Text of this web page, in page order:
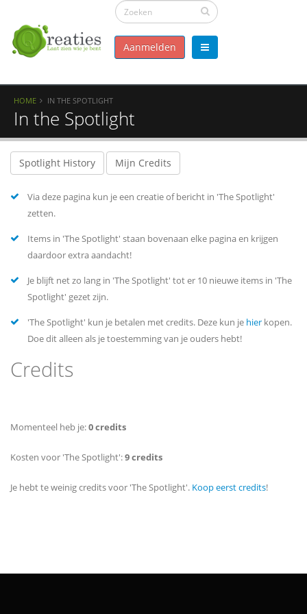
Aanmelden
HOME IN THE SPOTLIGHT
In the Spotlight
Spotlight History Mijn Credits
Via deze pagina kun je een creatie of bericht in 'The Spotlight'
zetten.
Items in 'The Spotlight' staan bovenaan elke pagina en krijgen
daardoor extra aandacht!
Je blijft net zo lang in 'The Spotlight' tot er 10 nieuwe items in 'The
Spotlight' gezet zijn.
'The Spotlight' kun je betalen met credits. Deze kun je hier kopen.
Doe dit alleen als je toestemming van je ouders hebt!
Credits
Momenteel heb je:0 credits
Kosten voor 'The Spotlight':9 credits
Je hebt te weinig credits voor 'The Spotlight'. Koop eerst credits!